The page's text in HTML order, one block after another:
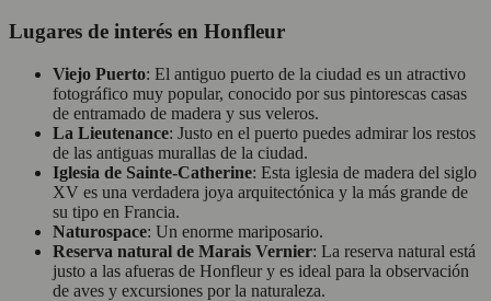
Lugares de interés en Honfleur
Viejo Puerto: El antiguo puerto de la ciudad es un atractivo
fotográfico muy popular, conocido por sus pintorescas casas
de entramado de madera y sus veleros.
La Lieutenance: Justo en el puerto puedes admirar los restos
de las antiguas murallas de la ciudad.
Iglesia de Sainte-Catherine: Esta iglesia de madera del siglo
XV es una verdadera joya arquitectónica y la más grande de
su tipo en Francia.
Naturospace: Un enorme mariposario.
Reserva natural de Marais Vernier: La reserva natural está
justo a las afueras de Honfleur y es ideal para la observación
de aves y excursiones por la naturaleza.